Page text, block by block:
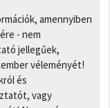
amennyiben
- nem
jellegűek,
véleményét!
és
vagy